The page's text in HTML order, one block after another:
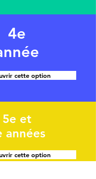
4e
cette option
5e et
années
cette option